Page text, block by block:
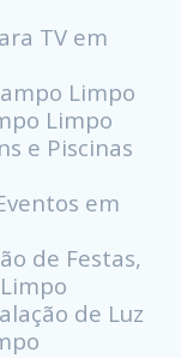
TV em
Limpo
Limpo
e Piscinas
em
de Festas,
de Luz